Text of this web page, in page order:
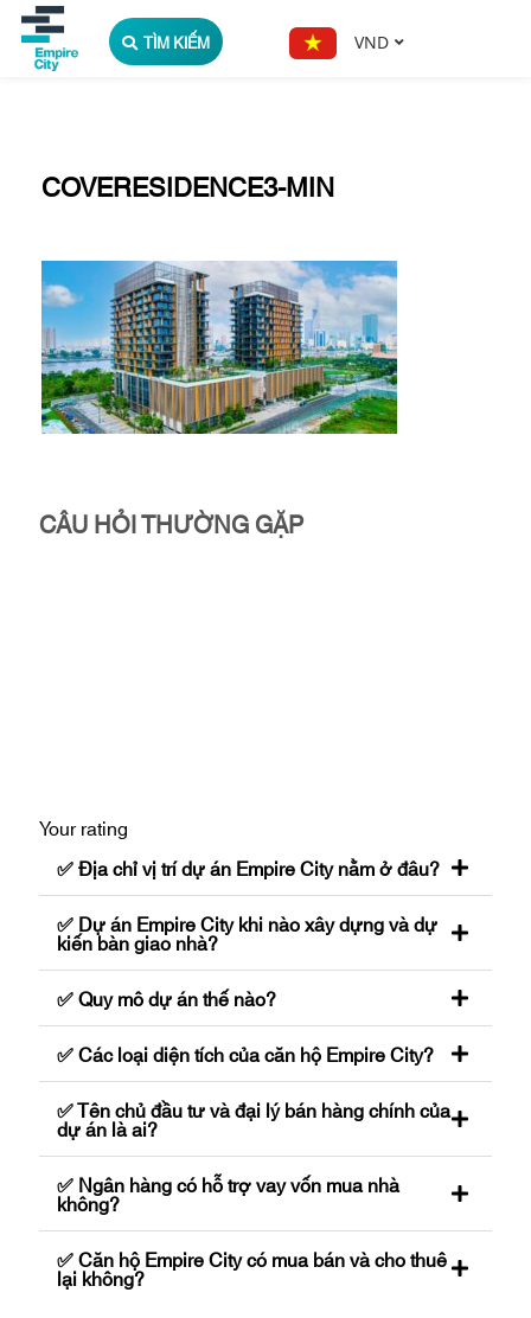
TÌM KIẾM VND
COVERESIDENCE3-MIN
CÂU HỎI THƯỜNG GẶP
Your rating
✅ Địa chỉ vị trí dự án Empire City nằm ở đâu?
✅ Dự án Empire City khi nào xây dựng và dự
kiến bàn giao nhà?
✅ Quy mô dự án thế nào?
✅ Các loại diện tích của căn hộ Empire City?
✅ Tên chủ đầu tư và đại lý bán hàng chính của
dự án là ai?
✅ Ngân hàng có hỗ trợ vay vốn mua nhà
không?
✅ Căn hộ Empire City có mua bán và cho thuê
lại không?